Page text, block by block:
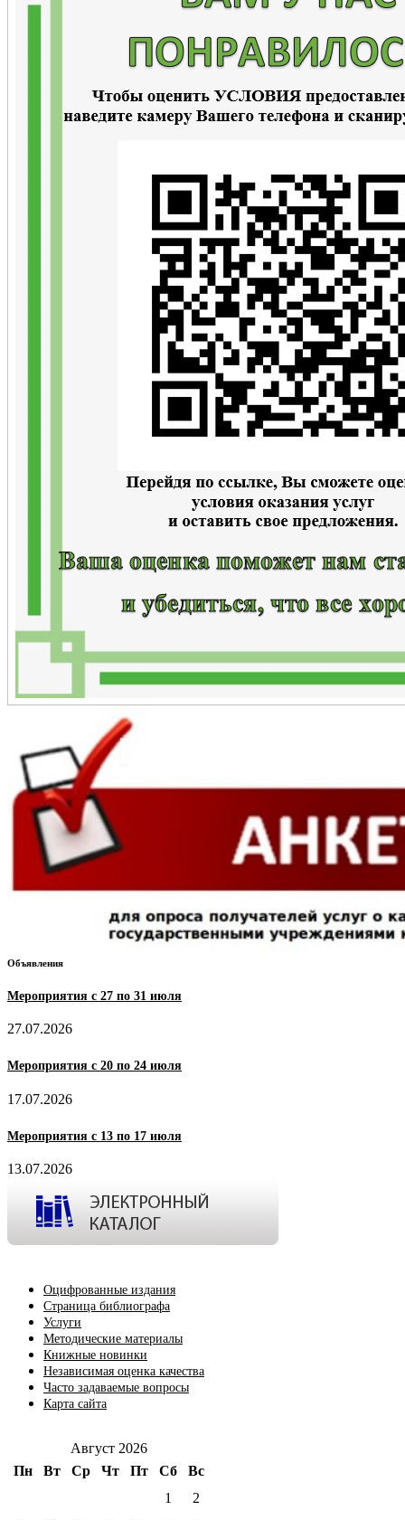
Объявления
Мероприятия с 27 по 31 июля
27.07.2026
Мероприятия с 20 по 24 июля
17.07.2026
Мероприятия с 13 по 17 июля
13.07.2026
Оцифрованные издания
Страница библиографа
Услуги
Методические материалы
Книжные новинки
Независимая оценка качества
Часто задаваемые вопросы
Карта сайта
Август 2026
Пн
Вт Ср Чт Пт Сб
Вс
1
2